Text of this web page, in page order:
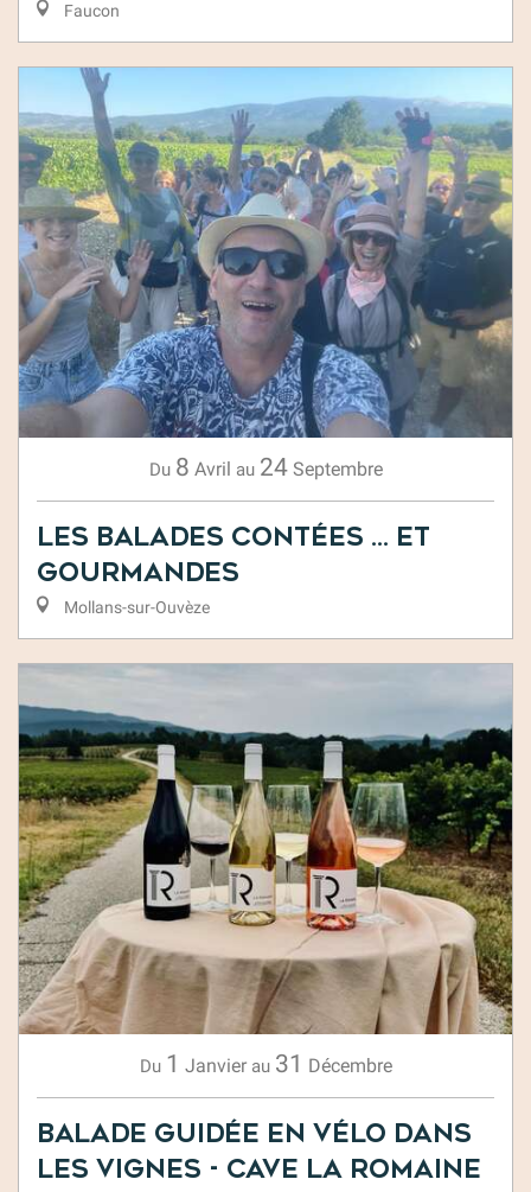
Faucon
Du 8 Avril au 24 Septembre
Les balades contées … et
gourmandes
Mollans-sur-Ouvèze
Du 1 Janvier au 31 Décembre
Balade guidée en vélo dans
les vignes - Cave la Romaine